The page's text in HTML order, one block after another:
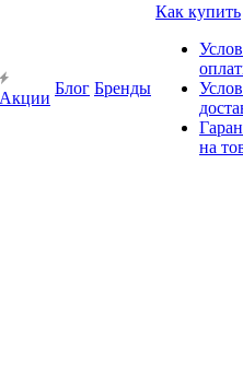
Акции
Блог Бренды
Как купить
на